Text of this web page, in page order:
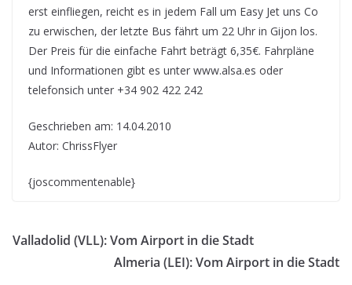
erst einfliegen, reicht es in jedem Fall um Easy Jet uns Co
zu erwischen, der letzte Bus fährt um 22 Uhr in Gijon los.
Der Preis für die einfache Fahrt beträgt 6,35€. Fahrpläne
und Informationen gibt es unter www.alsa.es oder
telefonsich unter +34 902 422 242
Geschrieben am: 14.04.2010
Autor: ChrissFlyer
{joscommentenable}
Valladolid (VLL): Vom Airport in die Stadt
Almeria (LEI): Vom Airport in die Stadt